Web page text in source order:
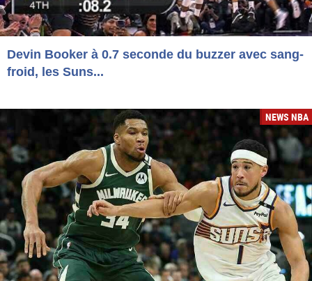
Devin Booker à 0.7 seconde du buzzer avec sang-
froid, les Suns...
NEWS NBA